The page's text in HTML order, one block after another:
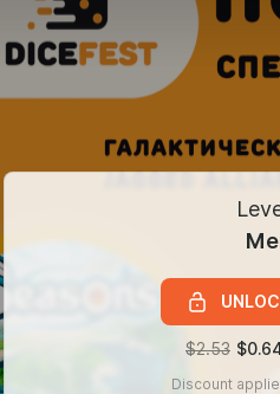
$2.53
Discount